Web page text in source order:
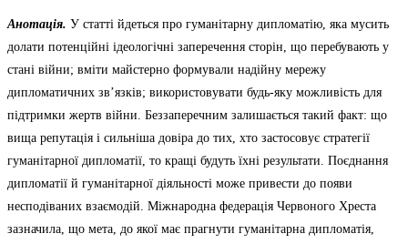
Анотація. У статті йдеться про гуманітарну дипломатію, яка мусить
долати потенційні ідеологічні заперечення сторін, що перебувають у
стані війни; вміти майстерно формували надійну мережу
дипломатичних зв’язків; використовувати будь-яку можливість для
підтримки жертв війни. Беззаперечним залишається такий факт: що
вища репутація і сильніша довіра до тих, хто застосовує стратегії
гуманітарної дипломатії, то кращі будуть їхні результати. Поєднання
дипломатії й гуманітарної діяльності може привести до появи
несподіваних взаємодій. Міжнародна федерація Червоного Хреста
зазначила, що мета, до якої має прагнути гуманітарна дипломатія,